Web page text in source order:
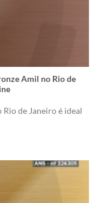
Amil no Rio de
de Janeiro é ideal